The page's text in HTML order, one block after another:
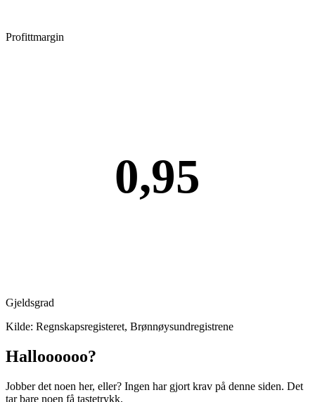
Profittmargin
0,95
Gjeldsgrad
Kilde: Regnskapsregisteret, Brønnøysundregistrene
Halloooooo?
Jobber det noen her, eller? Ingen har gjort krav på denne siden. Det
tar bare noen få tastetrykk.